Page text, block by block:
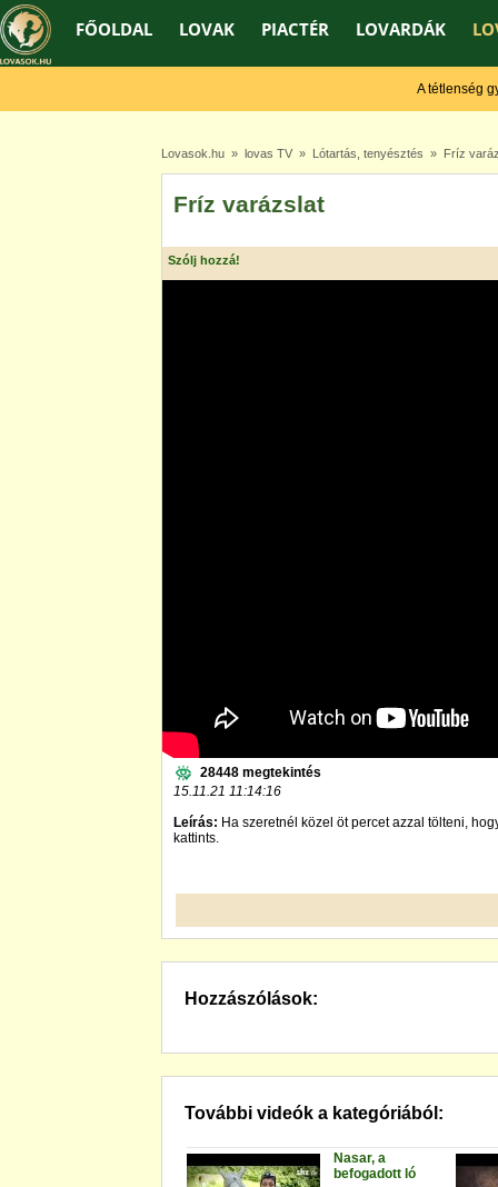
FŐOLDAL LOVAK PIACTÉR LOVARDÁK
A tétlenség
Lovasok.hu» lovas TV» Lótartás, tenyésztés » Fríz
Fríz varázslat
Szólj hozzá!
28448 megtekintés
15.11.21 11:14:16
Leírás: Ha szeretnél közel öt percet azzal tölteni,
kattints.
Hozzászólások:
További videók a kategóriából:
Nasar, a
befogadott ló